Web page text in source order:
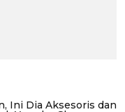
Ini Dia Aksesoris dan